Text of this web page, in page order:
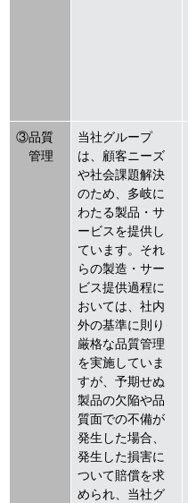
③品質
管理
当社グループ
は、顧客ニーズ
や社会課題解決
のため、多岐に
わたる製品・サ
ービスを提供し
ています。それ
らの製造・サー
ビス提供過程に
おいては、社内
外の基準に則り
厳格な品質管理
を実施していま
すが、予期せぬ
製品の欠陥や品
質面での不備が
発生した場合、
発生した損害に
ついて賠償を求
められ、当社グ